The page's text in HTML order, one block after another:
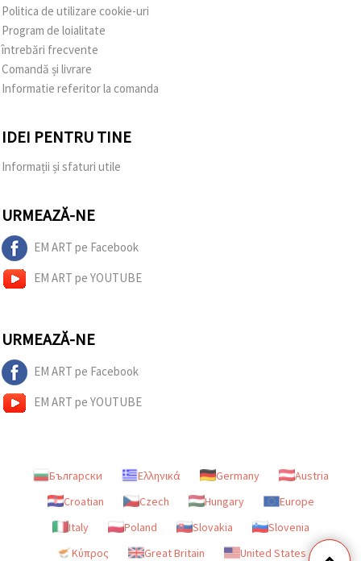
Politica de utilizare cookie-uri
Program de loialitate
întrebări frecvente
Comandă și livrare
Informatie referitor la comanda
IDEI PENTRU TINE
Informații și sfaturi utile
URMEAZĂ-NE
EM ART pe Facebook
EM ART pe YOUTUBE
URMEAZĂ-NE
EM ART pe Facebook
EM ART pe YOUTUBE
Български Ελληνικά Germany
Austria
Croatian
Czech Hungary
Europe
Italy
Poland Slovakia
Slovenia
Κύπρος
Great Britain United States